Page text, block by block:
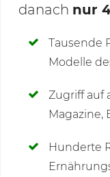
Deine
danach nur
Tausende
Modelle
Zugriff auf
Magazine,
Hunderte